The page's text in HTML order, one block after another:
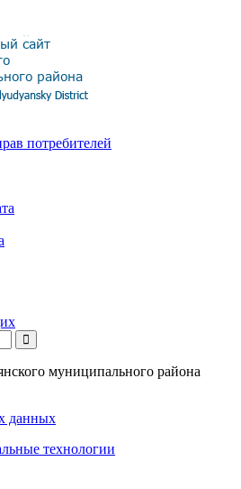
потребителей
муниципального района
данных
технологии